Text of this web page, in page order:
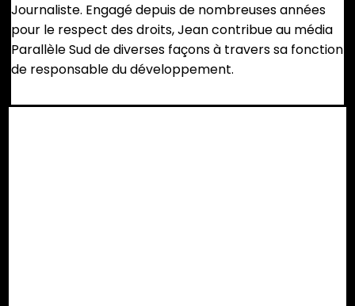
Journaliste. Engagé depuis de nombreuses années
pour le respect des droits, Jean contribue au média
Parallèle Sud de diverses façons à travers sa fonction
de responsable du développement.